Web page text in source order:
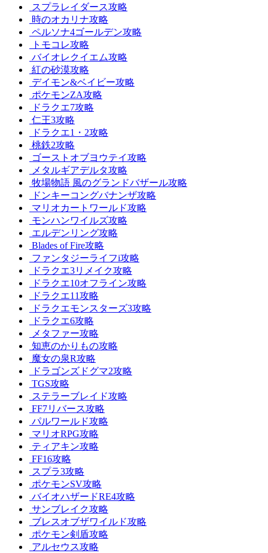
スプラレイダース攻略
時のオカリナ攻略
ペルソナ4ゴールデン攻略
トモコレ攻略
バイオレクイエム攻略
紅の砂漠攻略
デイモン&ベイビー攻略
ポケモンZA攻略
ドラクエ7攻略
仁王3攻略
ドラクエ1・2攻略
桃鉄2攻略
ゴーストオブヨウテイ攻略
メタルギアデルタ攻略
牧場物語 風のグランドバザール攻略
ドンキーコングバナンザ攻略
マリオカートワールド攻略
モンハンワイルズ攻略
エルデンリング攻略
Blades of Fire攻略
ファンタジーライフi攻略
ドラクエ3リメイク攻略
ドラクエ10オフライン攻略
ドラクエ11攻略
ドラクエモンスターズ3攻略
ドラクエ6攻略
メタファー攻略
知恵のかりもの攻略
魔女の泉R攻略
ドラゴンズドグマ2攻略
TGS攻略
ステラーブレイド攻略
FF7リバース攻略
パルワールド攻略
マリオRPG攻略
ティアキン攻略
FF16攻略
スプラ3攻略
ポケモンSV攻略
バイオハザードRE4攻略
サンブレイク攻略
ブレスオブザワイルド攻略
ポケモン剣盾攻略
アルセウス攻略